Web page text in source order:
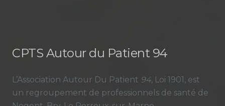
CPTS Autour du Patient 94
L’Association Autour Du Patient 94, Loi 1901, est
un regroupement de professionnels de santé de